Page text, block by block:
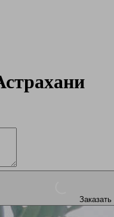
Заказать